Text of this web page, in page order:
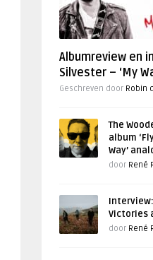
Albumreview en
Silvester – ‘My
Geschreven door Robin
The
album
Way’
door René
Victories
door René